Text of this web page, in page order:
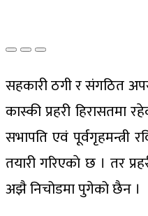
सहकारी ठगी र संगठित
कास्की प्रहरी हिरासतमा
सभापति एवं पूर्वगृहमन्त्री
तयारी गरिएकाे छ । तर
अझै निचोडमा पुगेको छैन ।